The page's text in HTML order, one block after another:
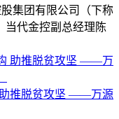
集团有限公司（下称
当代金控副总经理陈
助推脱贫攻坚 ——万源